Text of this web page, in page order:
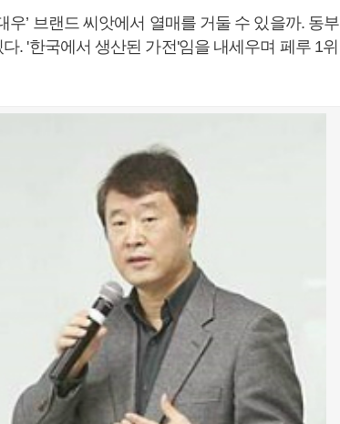
우’ 브랜드 씨앗에서 열매를 거둘 수 있을까. 동부
. '한국에서 생산된 가전'임을 내세우며 페루 1위